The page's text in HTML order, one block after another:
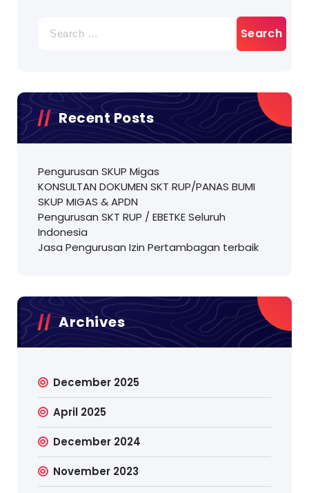
for:
Recent Posts
Pengurusan SKUP Migas
KONSULTAN DOKUMEN SKT RUP/PANAS BUMI
SKUP MIGAS & APDN
Pengurusan SKT RUP / EBETKE Seluruh
Indonesia
Jasa Pengurusan Izin Pertambagan terbaik
Archives
December 2025
April 2025
December 2024
November 2023